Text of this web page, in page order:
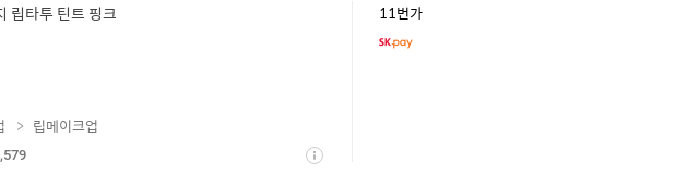
립타투 틴트 핑크 11번가
상
립메이크업